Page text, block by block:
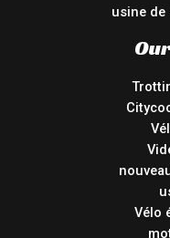
usine
Vélo